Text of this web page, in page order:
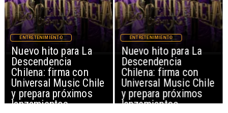
Nuevo hito para La
Descendencia
Chilena: firma con
Universal Music Chile
y prepara próximos
lanzamientos
ENTRETENIMIENTO
Nuevo hito para La
Descendencia
Chilena: firma con
Universal Music Chile
y prepara próximos
lanzamientos
ENTRETENIMIENTO